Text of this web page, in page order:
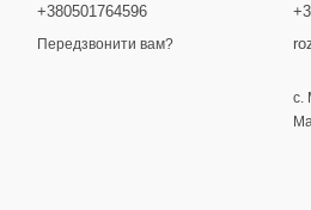
+380501764596
Передзвонити вам?
с.